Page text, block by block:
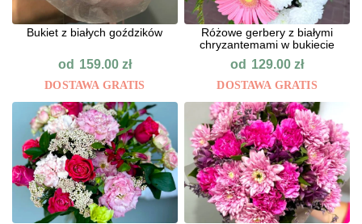
Bukiet z białych goździków
od 159.00 zł
DOSTAWA GRATIS
Różowe gerbery z białymi
chryzantemami w bukiecie
od 129.00zł
DOSTAWA GRATIS